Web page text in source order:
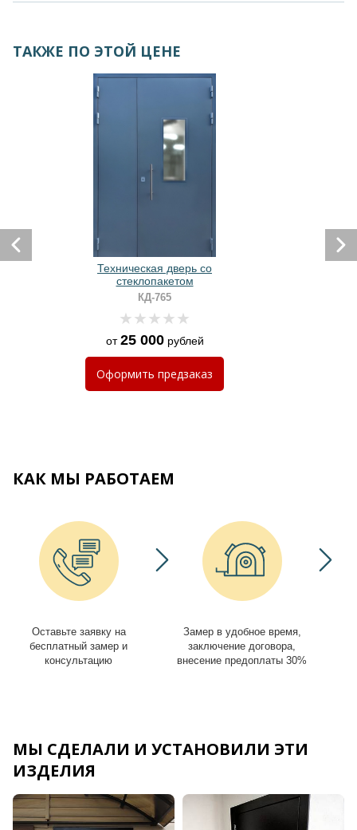
ТАКЖЕ ПО ЭТОЙ ЦЕНЕ
Техническая дверь со
стеклопакетом
КД-765
от25 000рублей
Оформить предзаказ
КАК МЫ РАБОТАЕМ
Оставьте заявку на
бесплатный замер и
консультацию
Замер в удобное время,
заключение договора,
внесение предоплаты 30%
МЫ СДЕЛАЛИ И УСТАНОВИЛИ ЭТИ
ИЗДЕЛИЯ